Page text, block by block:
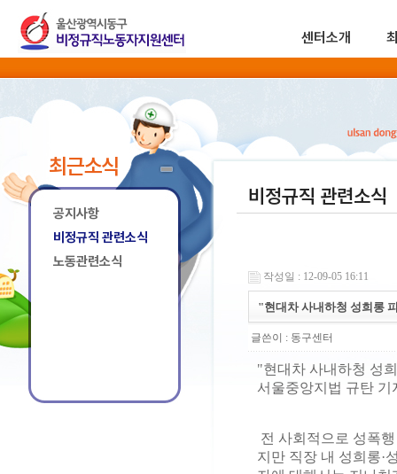
센터소개
최근소식
공지사항
비정규직 관련소식
노동관련소식
비정규직 관련소식
작성일 : 12-09-05 16:11
"현대차 사내하청 성희롱
글쓴이 : 동구센터
"현대차 사내하청 성
서울중앙지법 규탄
전 사회적으로 성폭
지만 직장 내 성희롱·